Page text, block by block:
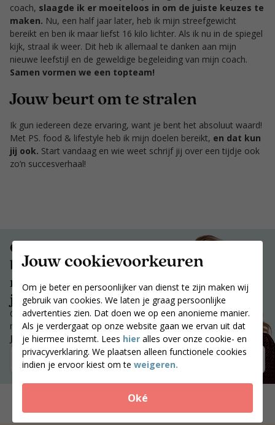
Jouw cookievoorkeuren
Om je beter en persoonlijker van dienst te zijn maken wij
gebruik van cookies. We laten je graag persoonlijke
advertenties zien. Dat doen we op een anonieme manier.
Als je verdergaat op onze website gaan we ervan uit dat
je hiermee instemt. Lees hier alles over onze cookie- en
privacyverklaring. We plaatsen alleen functionele cookies
indien je ervoor kiest om te weigeren.
Oké
coach, slaagde ik er moeiteloos in om de juiste keuzes te
maken. Nu, een half jaar later, heb ik mijn streefgewicht
bereikt en ben ik maar liefst 16 kilo lichter. Als ik nu in de spiegel
kijk, straal ik weer. Dit heb ik allemaal te danken aan mijn
nieuwe leefstijl en de geweldige begeleiding van mijn coach.
Samen vormen we een topteam!
Jouw beurt om te stralen
Ik gun iedereen deze ervaring, want je bent het absoluut waard!
Met PS. food & lifestyle heb ik mijn doelen bereikt, en dat kun
jij ook. Start vandaag en wie weet schrijf jij over een tijdje ook
zo’n succesverhaal!
Ontvang
begeleiding en
motivatie die bij
jou past.
Ontvang begeleiding en
motivatie die bij jou past.
Jouw postcode